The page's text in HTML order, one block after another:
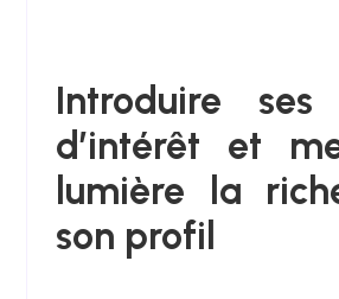
Introduire ses
d’intérêt et
lumière la
son profil